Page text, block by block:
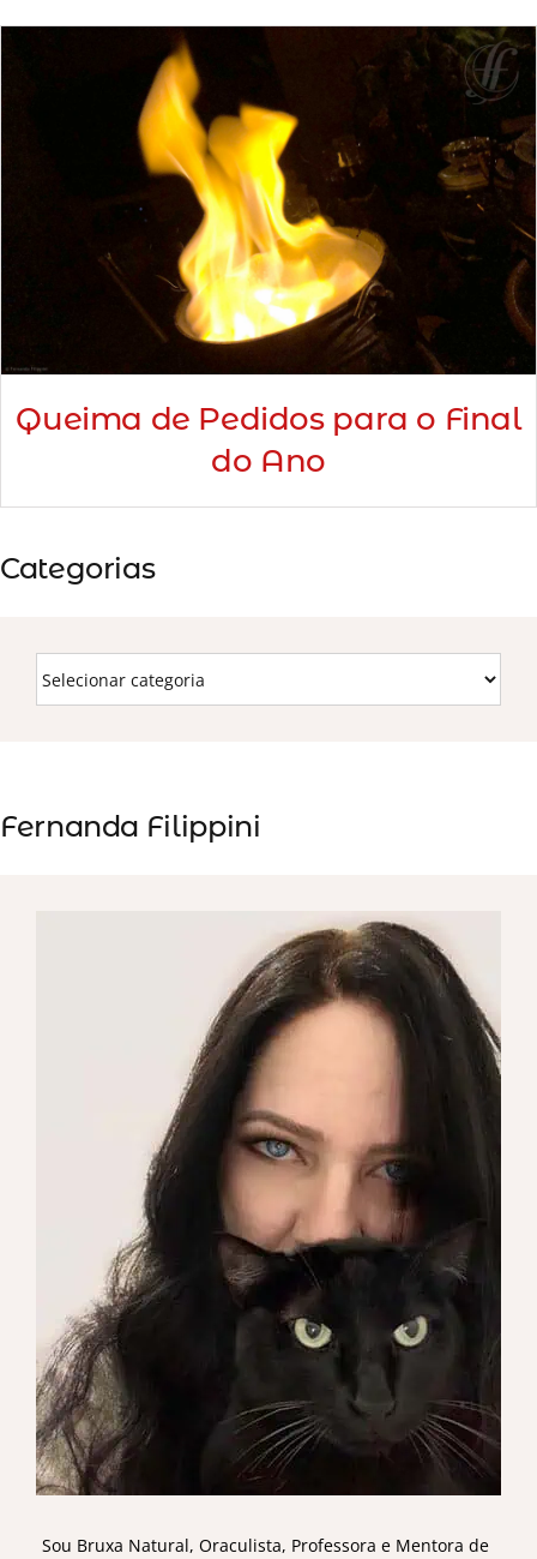
Minha Conta
AGENDAMENTO
Queima de Pedidos para o Final
do Ano
Categorias
Fernanda Filippini
Sou Bruxa Natural, Oraculista, Professora e Mentora de